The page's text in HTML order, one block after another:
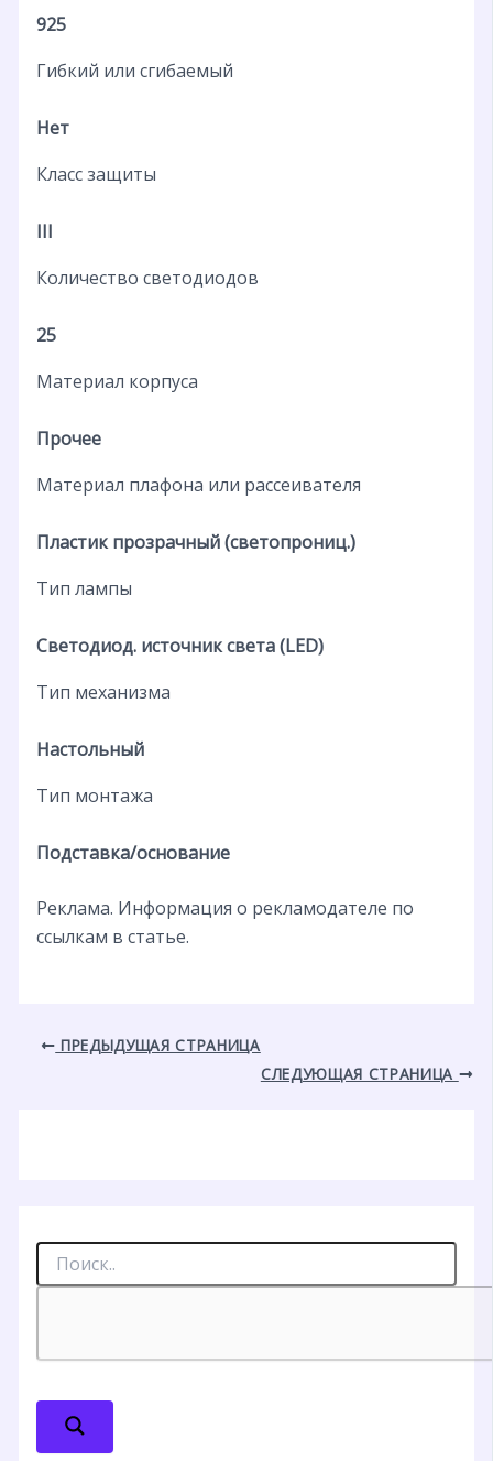
925
Гибкий или сгибаемый
Нет
Класс защиты
III
Количество светодиодов
25
Материал корпуса
Прочее
Материал плафона или рассеивателя
Пластик прозрачный (светопрониц.)
Тип лампы
Светодиод. источник света (LED)
Тип механизма
Настольный
Тип монтажа
Подставка/основание
Реклама. Информация о рекламодателе по
ссылкам в статье.
ПРЕДЫДУЩАЯ СТРАНИЦА
СЛЕДУЮЩАЯ СТРАНИЦА